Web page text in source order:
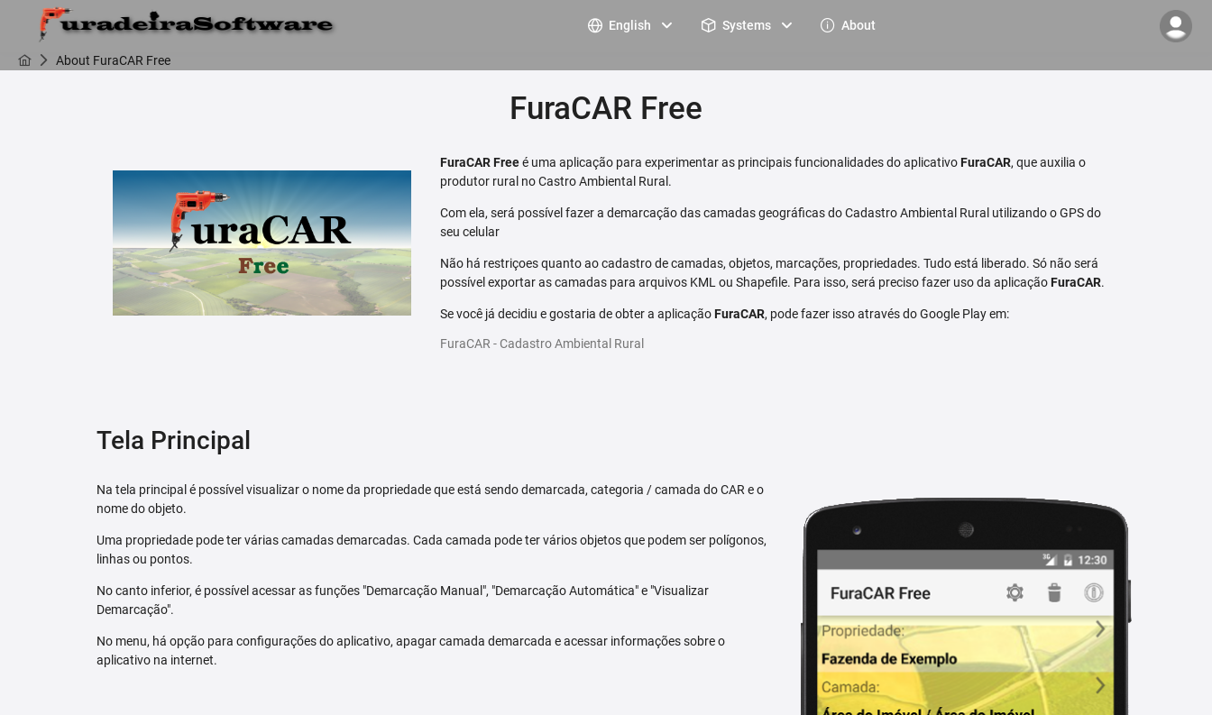
English Systems About
About FuraCAR Free
FuraCAR Free
FuraCAR Freeé uma aplicação para experimentar as principais funcionalidades do aplicativoFuraCAR, que auxilia o
produtor rural no Castro Ambiental Rural.
Com ela, será possível fazer a demarcação das camadas geográficas do Cadastro Ambiental Rural utilizando o GPS do
seu celular
Não há restriçoes quanto ao cadastro de camadas, objetos, marcações, propriedades. Tudo está liberado. Só não será
possível exportar as camadas para arquivos KML ou Shapefile. Para isso, será preciso fazer uso da aplicaçãoFuraCAR.
Se você já decidiu e gostaria de obter a aplicaçãoFuraCAR, pode fazer isso através do Google Play em:
FuraCAR - Cadastro Ambiental Rural
Tela Principal
Na tela principal é possível visualizar o nome da propriedade que está sendo demarcada, categoria / camada do CAR e o
nome do objeto.
Uma propriedade pode ter várias camadas demarcadas. Cada camada pode ter vários objetos que podem ser polígonos,
linhas ou pontos.
No canto inferior, é possível acessar as funções "Demarcação Manual", "Demarcação Automática" e "Visualizar
Demarcação".
No menu, há opção para configurações do aplicativo, apagar camada demarcada e acessar informações sobre o
aplicativo na internet.